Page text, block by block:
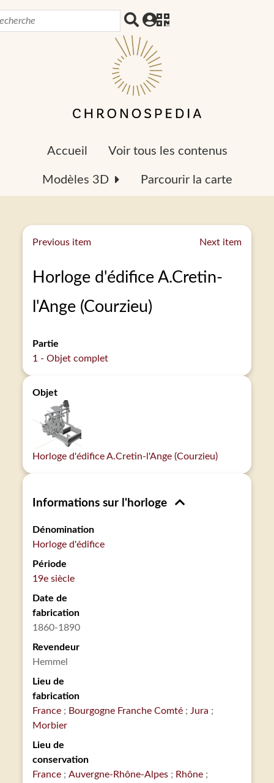
Accueil Voir tous les contenus
Modèles 3D Parcourir la carte
Previous item Next item
Horloge d'édifice A.Cretin-
l'Ange (Courzieu)
Partie
1 - Objet complet
Objet
Horloge d'édifice A.Cretin-l'Ange (Courzieu)
Informations sur l'horloge
Dénomination
Horloge d'édifice
Période
19e siècle
Date de
fabrication
1860-1890
Revendeur
Hemmel
Lieu de
fabrication
France
Bourgogne Franche Comté
Jura
Morbier
Lieu de
conservation
France
Auvergne-Rhône-Alpes
Rhône